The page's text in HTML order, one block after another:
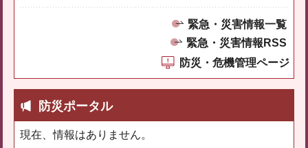
緊急・災害情報一覧
緊急・災害情報RSS
防災・危機管理ページ
防災ポータル
現在、情報はありません。